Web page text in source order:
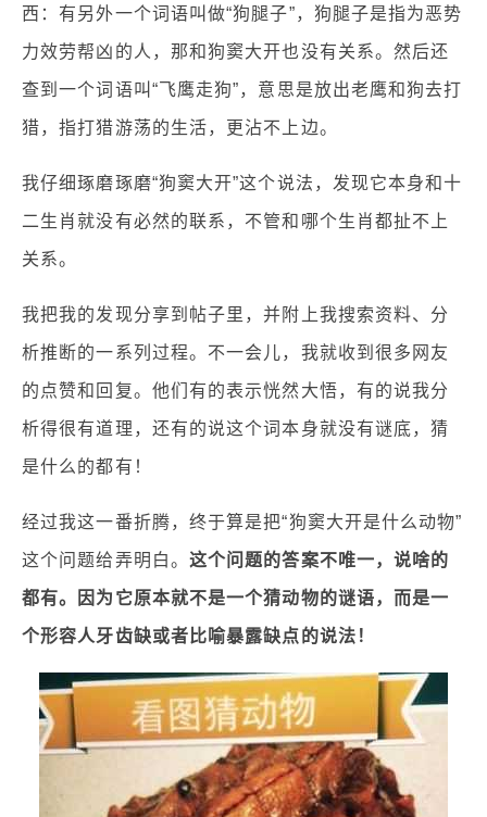
西：有另外一个词语叫做“狗腿子”，狗腿子是指为恶势
力效劳帮凶的人，那和狗窦大开也没有关系。然后还
查到一个词语叫“飞鹰走狗”，意思是放出老鹰和狗去打
猎，指打猎游荡的生活，更沾不上边。
我仔细琢磨琢磨“狗窦大开”这个说法，发现它本身和十
二生肖就没有必然的联系，不管和哪个生肖都扯不上
关系。
我把我的发现分享到帖子里，并附上我搜索资料、分
析推断的一系列过程。不一会儿，我就收到很多网友
的点赞和回复。他们有的表示恍然大悟，有的说我分
析得很有道理，还有的说这个词本身就没有谜底，猜
是什么的都有！
经过我这一番折腾，终于算是把“狗窦大开是什么动物”
这个问题给弄明白。 这个问题的答案不唯一，说啥的
都有。因为它原本就不是一个猜动物的谜语，而是一
个形容人牙齿缺或者比喻暴露缺点的说法！